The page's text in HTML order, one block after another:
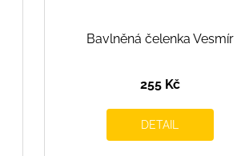
Bavlněná čelenka Vesmír
255 Kč
DETAIL